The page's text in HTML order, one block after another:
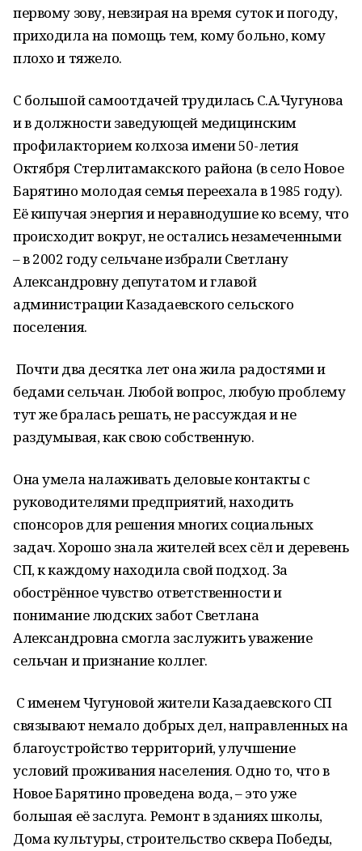
первому зову, невзирая на время суток и погоду,
приходила на помощь тем, кому больно, кому
плохо и тяжело.
С большой самоотдачей трудилась С.А.Чугунова
и в должности заведующей медицинским
профилакторием колхоза имени 50-летия
Октября Стерлитамакского района (в село Новое
Барятино молодая семья переехала в 1985 году).
Её кипучая энергия и неравнодушие ко всему, что
происходит вокруг, не остались незамеченными
– в 2002 году сельчане избрали Светлану
Александровну депутатом и главой
администрации Казадаевского сельского
поселения.
Почти два десятка лет она жила радостями и
бедами сельчан. Любой вопрос, любую проблему
тут же бралась решать, не рассуждая и не
раздумывая, как свою собственную.
Она умела налаживать деловые контакты с
руководителями предприятий, находить
спонсоров для решения многих социальных
задач. Хорошо знала жителей всех сёл и деревень
СП, к каждому находила свой подход. За
обострённое чувство ответственности и
понимание людских забот Светлана
Александровна смогла заслужить уважение
сельчан и признание коллег.
С именем Чугуновой жители Казадаевского СП
связывают немало добрых дел, направленных на
благоустройство территорий, улучшение
условий проживания населения. Одно то, что в
Новое Барятино проведена вода, – это уже
большая её заслуга. Ремонт в зданиях школы,
Дома культуры, строительство сквера Победы,